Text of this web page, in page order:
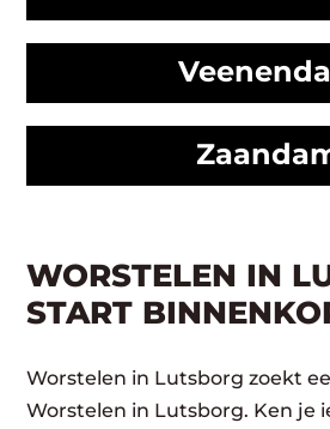
WORSTELEN IN
START
Worstelen in Lutsborg zoekt
Worstelen in Lutsborg. Ken je